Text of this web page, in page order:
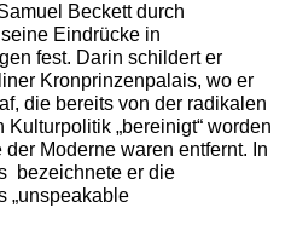
Beckett durch
Eindrücke in
fest. Darin schildert er
Kronprinzenpalais, wo er
die bereits von der radikalen
„bereinigt“ worden
Moderne waren entfernt. In
bezeichnete er die
„unspeakable